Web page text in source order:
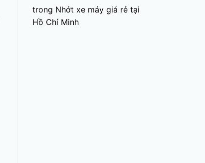
trong Nhớt xe máy giá rẻ tại
Hồ Chí Minh